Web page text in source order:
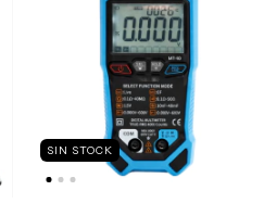
SIN STOCK